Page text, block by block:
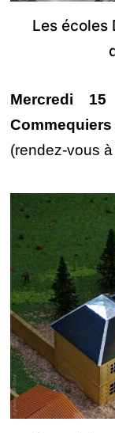
Les écoles
Mercredi
(rendez-vous à